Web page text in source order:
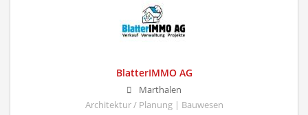
BlatterIMMO AG
Marthalen
Architektur / Planung | Bauwesen